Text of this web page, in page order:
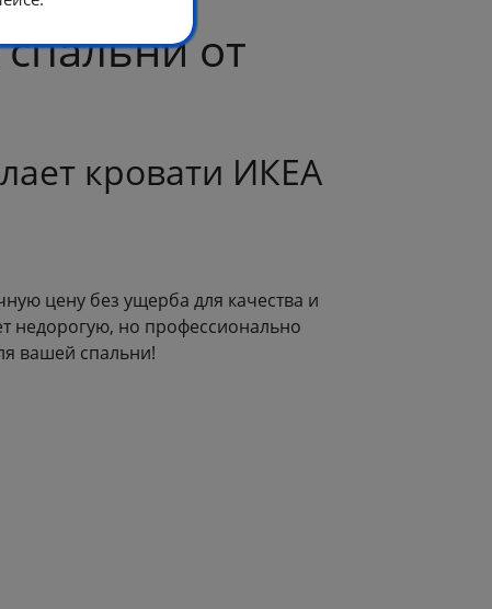
от
кровати ИКЕА
цену без ущерба для качества и
недорогую, но профессионально
вашей спальни!